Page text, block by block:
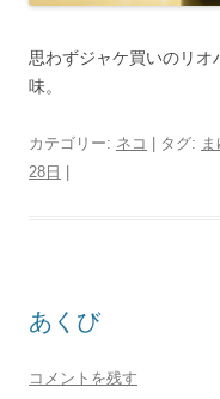
思わずジャケ買いのリ
味。
カテゴリー: ネコ | タグ:
28日
あくび
コメントを残す